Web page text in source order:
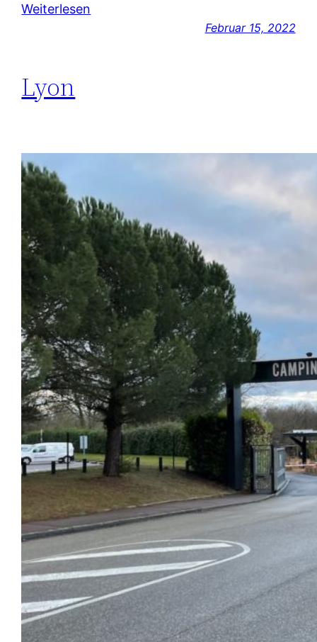
Weiterlesen
Februar 15, 2022
Lyon